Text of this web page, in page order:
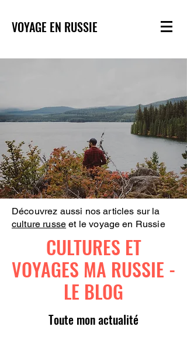
VOYAGE EN RUSSIE
Découvrez aussi nos articles sur la
culture russe et le voyage en Russie
CULTURES ET
VOYAGES MA RUSSIE -
LE BLOG
Toute mon actualité